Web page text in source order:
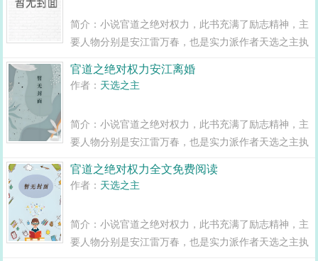
简介：小说官道之绝对权力，此书充满了励志精神，主
要人物分别是安江雷万春，也是实力派作者天选之主执
民之念，投身官场，却被无形大手拨至乡镇，赘婿身份
官道之绝对权力安江离婚
作者： 天选之主
简介：小说官道之绝对权力，此书充满了励志精神，主
要人物分别是安江雷万春，也是实力派作者天选之主执
民之念，投身官场，却被无形大手拨至乡镇，赘婿身份
官道之绝对权力全文免费阅读
作者： 天选之主
简介：小说官道之绝对权力，此书充满了励志精神，主
要人物分别是安江雷万春，也是实力派作者天选之主执